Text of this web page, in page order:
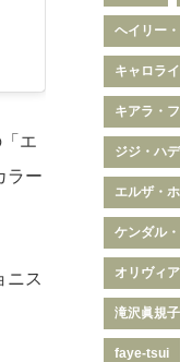
エ
ラー
ニス
ヘイリー
キャロラ
キアラ・
ジジ・ハ
エルザ・
ケンダル
オリヴィ
滝沢眞規子
faye-tsui